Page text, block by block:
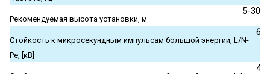
Рекомендуемая высота установки, м
5-30
Стойкость к микросекундным импульсам большой энергии, L/N-
Pe, [кВ]
6
4